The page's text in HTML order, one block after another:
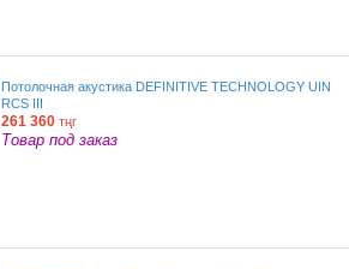
Потолочная акустика DEFINITIVE TECHNOLOGY UIN
RCS III
261 360 тңг
Товар под заказ